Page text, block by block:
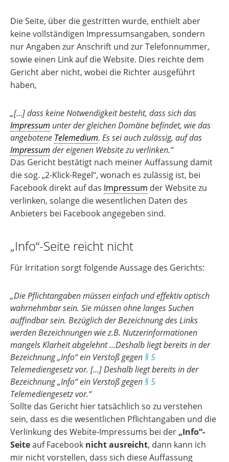
Die Seite, über die gestritten wurde, enthielt aber
keine vollständigen Impressumsangaben, sondern
nur Angaben zur Anschrift und zur Telefonnummer,
sowie einen Link auf die Website. Dies reichte dem
Gericht aber nicht, wobei die Richter ausgeführt
haben,
„[…] dass keine Notwendigkeit besteht, dass sich das
Impressum unter der gleichen Domäne befindet, wie das
angebotene Telemedium. Es sei auch zulässig, auf das
Impressum der eigenen Website zu verlinken.“
Das Gericht bestätigt nach meiner Auffassung damit
die sog. „2-Klick-Regel“, wonach es zulässig ist, bei
Facebook direkt auf das Impressum der Website zu
verlinken, solange die wesentlichen Daten des
Anbieters bei Facebook angegeben sind.
„Info“-Seite reicht nicht
Für Irritation sorgt folgende Aussage des Gerichts:
„Die Pflichtangaben müssen einfach und effektiv optisch
wahrnehmbar sein. Sie müssen ohne langes Suchen
auffindbar sein. Bezüglich der Bezeichnung des Links
werden Bezeichnungen wie z.B. Nutzerinformationen
mangels Klarheit abgelehnt …Deshalb liegt bereits in der
Bezeichnung „Info“ ein Verstoß gegen§ 5
Telemediengesetz vor. […] Deshalb liegt bereits in der
Bezeichnung „Info“ ein Verstoß gegen§ 5
Telemediengesetz vor.“
Sollte das Gericht hier tatsächlich so zu verstehen
sein, dass es die wesentlichen Pflichtangaben und die
Verlinkung des Webite-Impressums bei der „Info“-
Seiteauf Facebook nicht ausreicht, dann kann ich
mir nicht vorstellen, dass sich diese Auffassung